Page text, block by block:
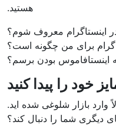
هستید.
اینستاگرام معروف شوم؟
برای من چگونه است؟
اینستافاموس بودن برسم؟
خود را پیدا کنید
وارد بازار شلوغی شده اید.
دیگری شما را دنبال کند؟